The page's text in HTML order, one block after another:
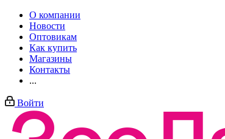
О компании
Новости
Оптовикам
Как купить
Магазины
Контакты
...
Войти